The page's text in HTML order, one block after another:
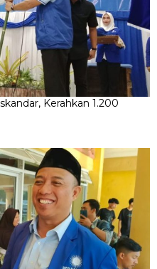
Kerahkan 1.200